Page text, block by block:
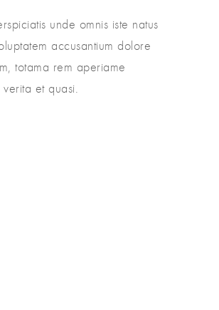
unde omnis iste natus
accusantium dolore
totama rem aperiame
verita et quasi.